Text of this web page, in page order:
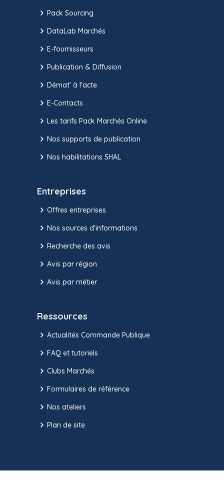
Pack Sourcing
DataLab Marchés
E-fournisseurs
Publication & Diffusion
Démat' à l'acte
E-Contacts
Les tarifs Pack Marchés Online
Nos supports de publication
Nos habilitations SHAL
Entreprises
Offres entreprises
Nos sources d'informations
Recherche des avis
Avis par région
Avis par métier
Ressources
Actualités Commande Publique
FAQ et tutoriels
Clubs Marchés
Formulaires de référence
Nos ateliers
Plan de site